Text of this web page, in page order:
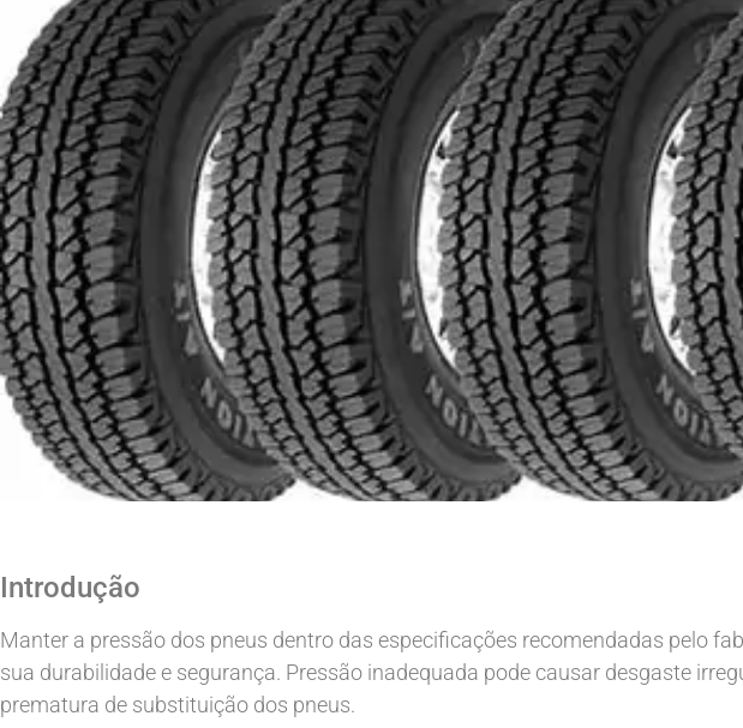
Introdução
Manter a pressão dos pneus dentro das especificações recomendadas pelo
sua durabilidade e segurança. Pressão inadequada pode causar desgaste
prematura de substituição dos pneus.